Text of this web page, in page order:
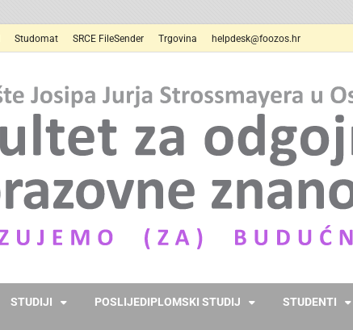
Studomat SRCE FileSender Trgovina helpdesk@foozos.hr
STUDIJI POSLIJEDIPLOMSKI STUDIJ STUDENTI